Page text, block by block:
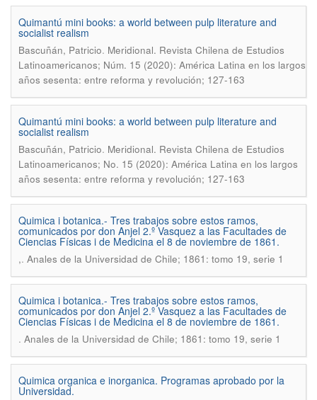
Quimantú mini books: a world between pulp literature and
socialist realism
Bascuñán, Patricio. Meridional. Revista Chilena de Estudios
Latinoamericanos; Núm. 15 (2020): América Latina en los largos
años sesenta: entre reforma y revolución; 127-163
Quimantú mini books: a world between pulp literature and
socialist realism
Bascuñán, Patricio. Meridional. Revista Chilena de Estudios
Latinoamericanos; No. 15 (2020): América Latina en los largos
años sesenta: entre reforma y revolución; 127-163
Quimica i botanica.- Tres trabajos sobre estos ramos,
comunicados por don Anjel 2.º Vasquez a las Facultades de
Ciencias Físicas i de Medicina el 8 de noviembre de 1861.
,. Anales de la Universidad de Chile; 1861: tomo 19, serie 1
Quimica i botanica.- Tres trabajos sobre estos ramos,
comunicados por don Anjel 2.º Vasquez a las Facultades de
Ciencias Físicas i de Medicina el 8 de noviembre de 1861.
. Anales de la Universidad de Chile; 1861: tomo 19, serie 1
Quimica organica e inorganica. Programas aprobado por la
Universidad.